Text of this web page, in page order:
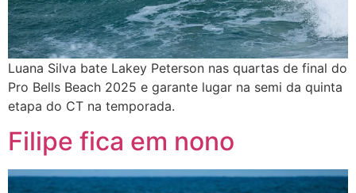
Luana Silva bate Lakey Peterson nas quartas de final do
Pro Bells Beach 2025 e garante lugar na semi da quinta
etapa do CT na temporada.
Filipe fica em nono